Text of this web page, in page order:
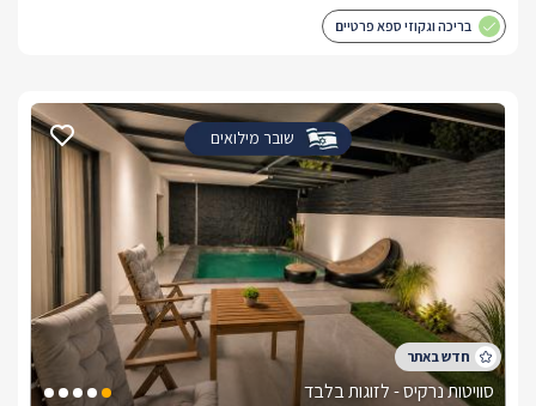
בריכה וגקוזי ספא פרטיים
שובר מילואים
סוויטות נרקיס - לזוגות בלבד